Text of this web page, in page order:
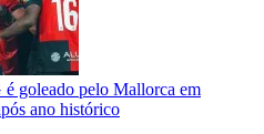
é goleado pelo Mallorca em
ano histórico